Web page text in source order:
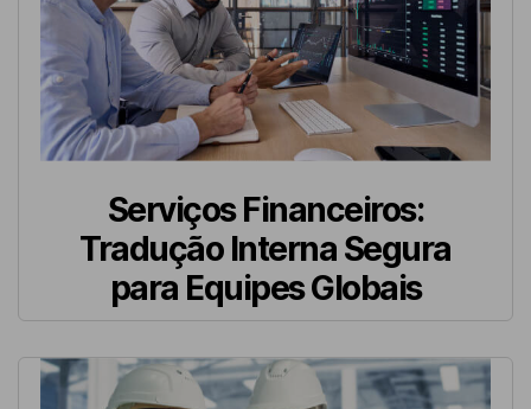
Serviços Financeiros:
Tradução Interna Segura
para Equipes Globais